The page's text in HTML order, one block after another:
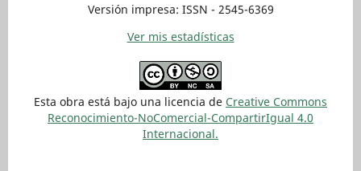
Versión impresa: ISSN - 2545-6369
Ver mis estadísticas
Esta obra está bajo una licencia de Creative Commons
Reconocimiento-NoComercial-CompartirIgual 4.0
Internacional.